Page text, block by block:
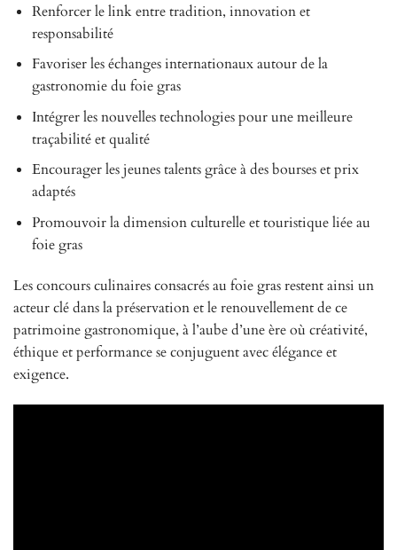
Renforcer le link entre tradition, innovation et
responsabilité
Favoriser les échanges internationaux autour de la
gastronomie du foie gras
Intégrer les nouvelles technologies pour une meilleure
traçabilité et qualité
Encourager les jeunes talents grâce à des bourses et prix
adaptés
Promouvoir la dimension culturelle et touristique liée au
foie gras
Les concours culinaires consacrés au foie gras restent ainsi un
acteur clé dans la préservation et le renouvellement de ce
patrimoine gastronomique, à l’aube d’une ère où créativité,
éthique et performance se conjuguent avec élégance et
exigence.